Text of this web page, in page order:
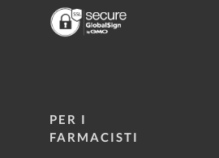
PER I
FARMACISTI